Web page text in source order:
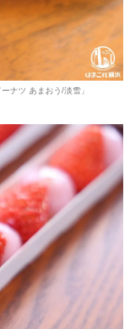
ナツ あまおう/淡雪」